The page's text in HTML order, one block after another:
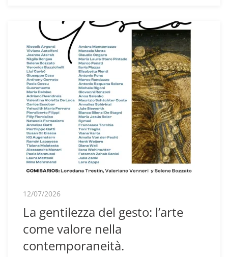
12/07/2026
La gentilezza del gesto: l’arte
come valore nella
contemporaneità.